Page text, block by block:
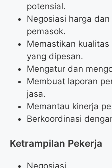
potensial.
Negosiasi harga
pemasok.
Memastikan
yang dipesan.
Mengatur dan
Membuat laporan
jasa.
Memantau kinerja
Berkoordinasi
Ketrampilan Pekerja